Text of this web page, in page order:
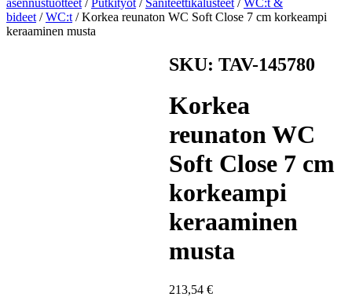
asennustuotteet /Putkityöt / Saniteettikalusteet /WC:t &
bideet /WC:t / Korkea reunaton WC Soft Close 7 cm korkeampi
keraaminen musta
SKU: TAV-145780
Korkea
reunaton WC
Soft Close 7 cm
korkeampi
keraaminen
musta
213,54€